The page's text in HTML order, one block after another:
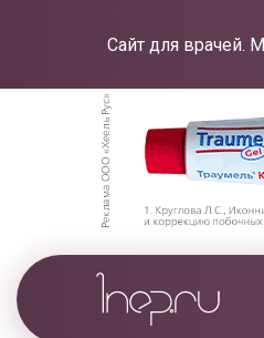
Сайт для врачей.